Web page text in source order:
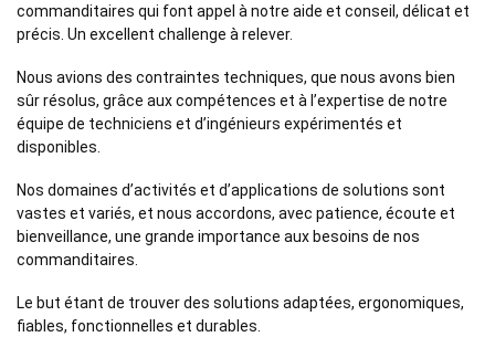
commanditaires qui font appel à notre aide et conseil, délicat et
précis. Un excellent challenge à relever.
Nous avions des contraintes techniques, que nous avons bien
sûr résolus, grâce aux compétences et à l’expertise de notre
équipe de techniciens et d’ingénieurs expérimentés et
disponibles.
Nos domaines d’activités et d’applications de solutions sont
vastes et variés, et nous accordons, avec patience, écoute et
bienveillance, une grande importance aux besoins de nos
commanditaires.
Le but étant de trouver des solutions adaptées, ergonomiques,
fiables, fonctionnelles et durables.